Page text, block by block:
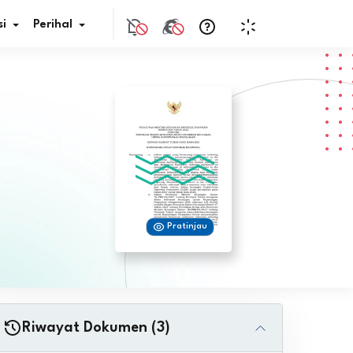
JDIH
Perihal
Pratinjau
Riwayat Dokumen (3)